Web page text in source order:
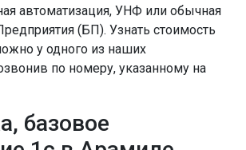
автоматизация, УНФ или обычная
(БП). Узнать стоимость
у одного из наших
по номеру, указанному на
базовое